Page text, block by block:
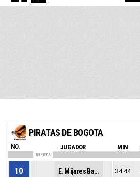
PIRATAS DE BOGOTA
NO. JUGADOR MIN
EN PISTA
10 E. Mijares Baron 34:44